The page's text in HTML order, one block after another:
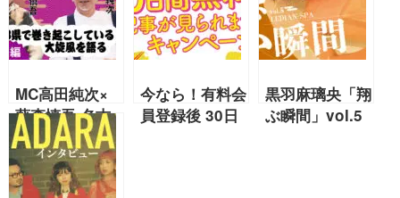
MC高田純次×
藤森慎吾 名古
屋のお化けロー
カル番組「PS
純金」 東海3県
今なら！有料会
員登録後 30日
黒羽麻璃央「翔
ぶ瞬間」vol.5